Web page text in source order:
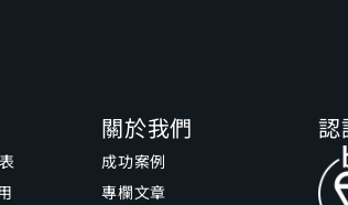
關於我們
成功案例
專欄文章
認